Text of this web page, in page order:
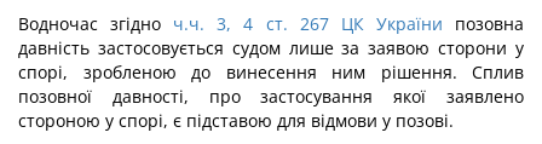
Водночас згідно ч.ч. 3, 4 ст. 267 ЦК України позовна
давність застосовується судом лише за заявою сторони у
спорі, зробленою до винесення ним рішення. Сплив
позовної давності, про застосування якої заявлено
стороною у спорі, є підставою для відмови у позові.